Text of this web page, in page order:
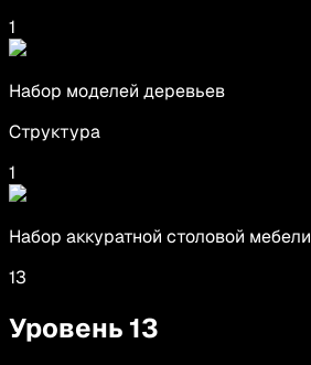
1
Набор моделей деревьев
Структура
1
Набор аккуратной столовой мебели
13
Уровень13